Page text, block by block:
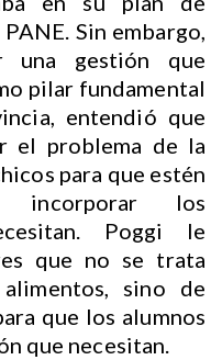
Sin embargo,
una gestión que
pilar fundamental
entendió que
el problema de la
para que estén
incorporar los
Poggi le
que no se trata
sino de
que los alumnos
que necesitan.